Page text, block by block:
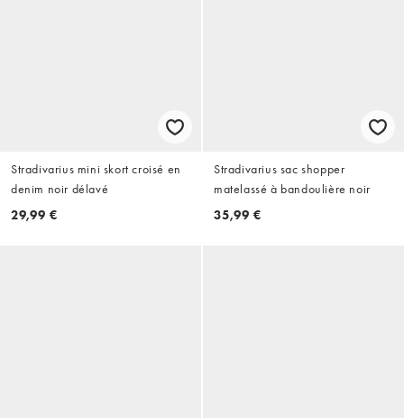
Stradivarius mini skort croisé en
denim noir délavé
29,99 €
Stradivarius sac shopper
matelassé à bandoulière noir
35,99 €